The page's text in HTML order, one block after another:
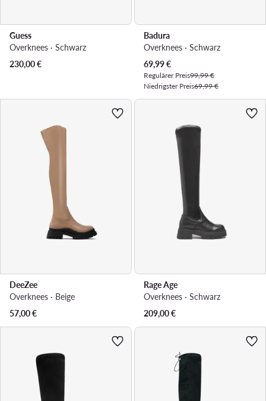
Guess
Overknees · Schwarz
230,00€
Badura
Overknees · Schwarz
Aktueller Preis
69,99€
Regulärer Preis99,99 €
Niedrigster Preis69,99 €
DeeZee
Overknees · Beige
57,00€
Rage Age
Overknees · Schwarz
209,00€